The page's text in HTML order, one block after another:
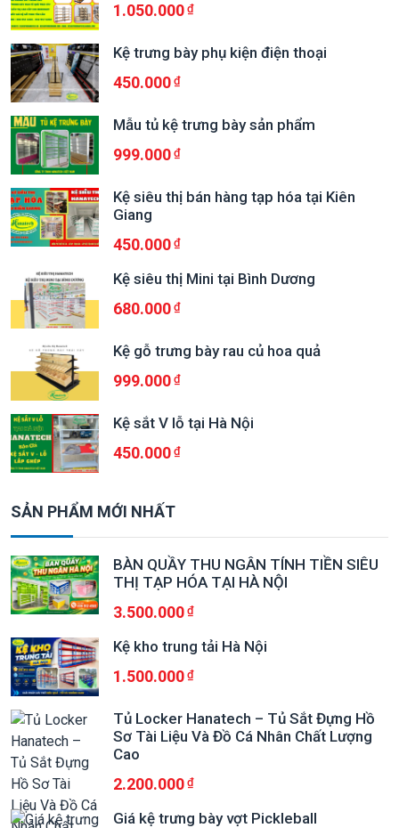
1.050.000
Kệ trưng bày phụ kiện điện thoại
450.000
Mẫu tủ kệ trưng bày sản phẩm
999.000
Kệ siêu thị bán hàng tạp hóa tại Kiên
Giang
450.000
Kệ siêu thị Mini tại Bình Dương
680.000
Kệ gỗ trưng bày rau củ hoa quả
999.000
Kệ sắt V lỗ tại Hà Nội
450.000
SẢN PHẨM MỚI NHẤT
BÀN QUẦY THU NGÂN TÍNH TIỀN SIÊU
THỊ TẠP HÓA TẠI HÀ NỘI
3.500.000
Kệ kho trung tải Hà Nội
1.500.000
Tủ Locker Hanatech – Tủ Sắt Đựng Hồ
Sơ Tài Liệu Và Đồ Cá Nhân Chất Lượng
Cao
2.200.000
Giá kệ trưng bày vợt Pickleball